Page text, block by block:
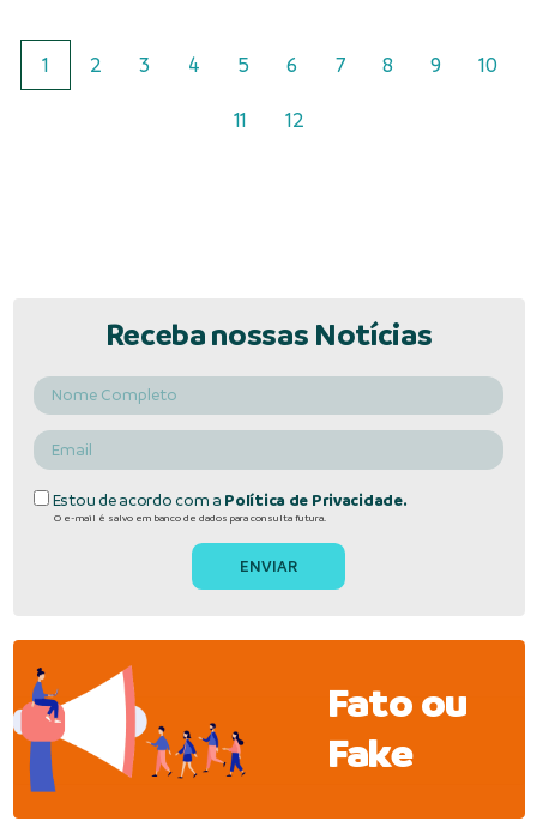
1 2 3 4 5 6 7 8 9 10
11 12
Receba nossas Notícias
Estou de acordo com a Política de Privacidade.
O e-mail é salvo em banco de dados para consulta futura.
Fato ou
Fake